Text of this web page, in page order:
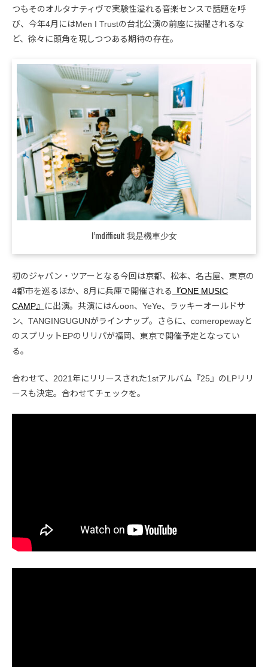
つもそのオルタナティヴで実験性溢れる音楽センスで話題を呼
び、今年4月にはMen I Trustの台北公演の前座に抜擢されるな
ど、徐々に頭角を現しつつある期待の存在。
I’mdifficult 我是機車少女
初のジャパン・ツアーとなる今回は京都、松本、名古屋、東京の
4都市を巡るほか、8月に兵庫で開催される
『ONE MUSIC
CAMP』
に出演。共演にはんoon、YeYe、ラッキーオールドサ
ン、TANGINGUGUNがラインナップ。さらに、comeropewayと
のスプリットEPのリリパが福岡、東京で開催予定となってい
る。
合わせて、2021年にリリースされた1stアルバム『25』のLPリリ
ースも決定。合わせてチェックを。